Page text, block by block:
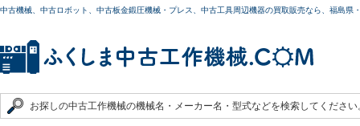
中古機械、中古ロボット、中古板金鍛圧機械・プレス、中古工具周辺機器の買取販売なら、福島